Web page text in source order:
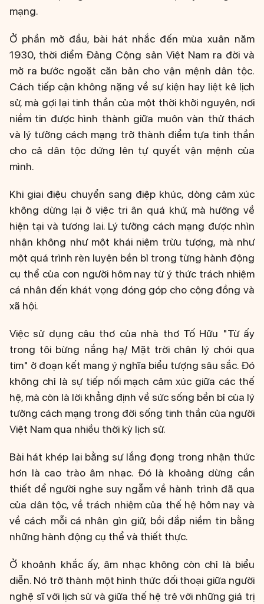
mạng.
Ở phần mở đầu, bài hát nhắc đến mùa xuân năm
1930, thời điểm Đảng Cộng sản Việt Nam ra đời và
mở ra bước ngoặt căn bản cho vận mệnh dân tộc.
Cách tiếp cận không nặng về sự kiện hay liệt kê lịch
sử, mà gợi lại tinh thần của một thời khởi nguyên, nơi
niềm tin được hình thành giữa muôn vàn thử thách
và lý tưởng cách mạng trở thành điểm tựa tinh thần
cho cả dân tộc đứng lên tự quyết vận mệnh của
mình.
Khi giai điệu chuyển sang điệp khúc, dòng cảm xúc
không dừng lại ở việc tri ân quá khứ, mà hướng về
hiện tại và tương lai. Lý tưởng cách mạng được nhìn
nhận không như một khái niệm trừu tượng, mà như
một quá trình rèn luyện bền bỉ trong từng hành động
cụ thể của con người hôm nay từ ý thức trách nhiệm
cá nhân đến khát vọng đóng góp cho cộng đồng và
xã hội.
Việc sử dụng câu thơ của nhà thơ Tố Hữu "Từ ấy
trong tôi bừng nắng hạ/ Mặt trời chân lý chói qua
tim" ở đoạn kết mang ý nghĩa biểu tượng sâu sắc. Đó
không chỉ là sự tiếp nối mạch cảm xúc giữa các thế
hệ, mà còn là lời khẳng định về sức sống bền bỉ của lý
tưởng cách mạng trong đời sống tinh thần của người
Việt Nam qua nhiều thời kỳ lịch sử.
Bài hát khép lại bằng sự lắng đọng trong nhận thức
hơn là cao trào âm nhạc. Đó là khoảng dừng cần
thiết để người nghe suy ngẫm về hành trình đã qua
của dân tộc, về trách nhiệm của thế hệ hôm nay và
về cách mỗi cá nhân gìn giữ, bồi đắp niềm tin bằng
những hành động cụ thể và thiết thực.
Ở khoảnh khắc ấy, âm nhạc không còn chỉ là biểu
diễn. Nó trở thành một hình thức đối thoại giữa người
nghệ sĩ với lịch sử và giữa thế hệ trẻ với những giá trị